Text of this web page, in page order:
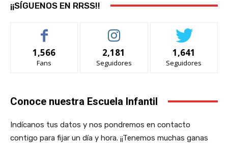
¡¡SÍGUENOS EN RRSS!!
1,566
Fans
2,181
Seguidores
1,641
Seguidores
Conoce nuestra Escuela Infantil
Indícanos tus datos y nos pondremos en contacto
contigo para fijar un día y hora. ¡¡Tenemos muchas ganas